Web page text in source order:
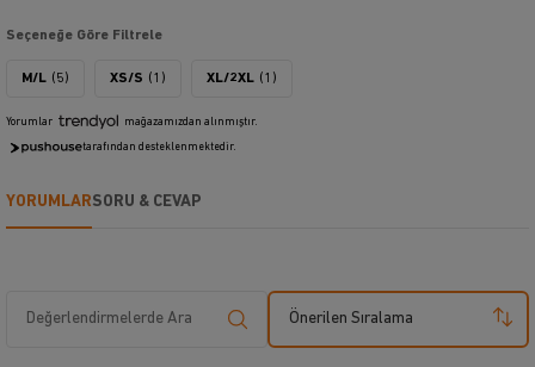
Seçeneğe Göre Filtrele
M/L (5) XS/S (1) XL/2XL (1)
Yorumlar mağazamızdan alınmıştır.
tarafından desteklenmektedir.
YORUMLARSORU & CEVAP
Önerilen Sıralama